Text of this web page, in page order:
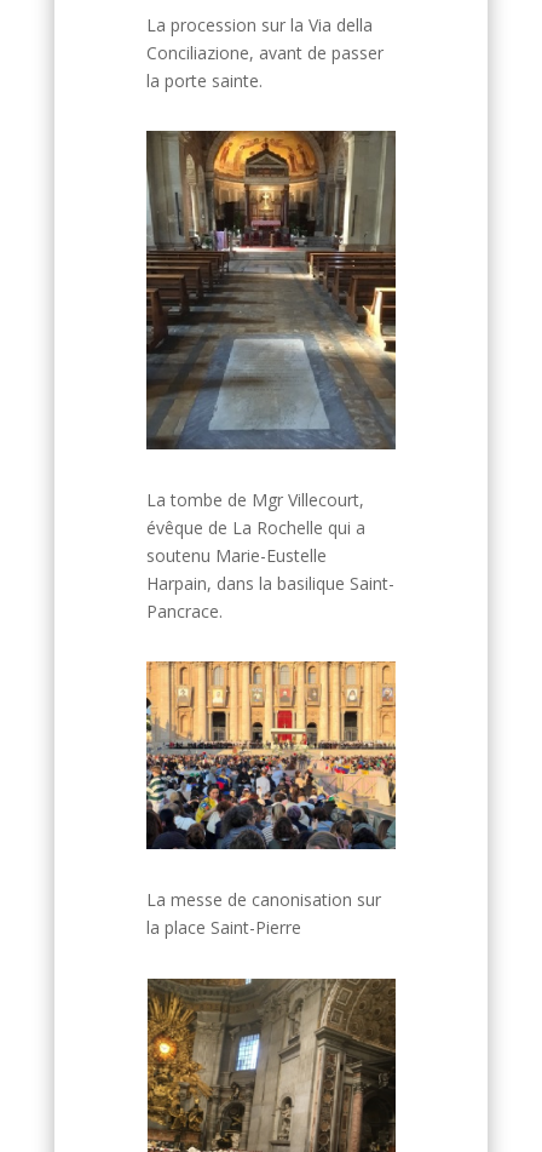
La procession sur la Via della
Conciliazione, avant de passer
la porte sainte.
La tombe de Mgr Villecourt,
évêque de La Rochelle qui a
soutenu Marie-Eustelle
Harpain, dans la basilique Saint-
Pancrace.
La messe de canonisation sur
la place Saint-Pierre